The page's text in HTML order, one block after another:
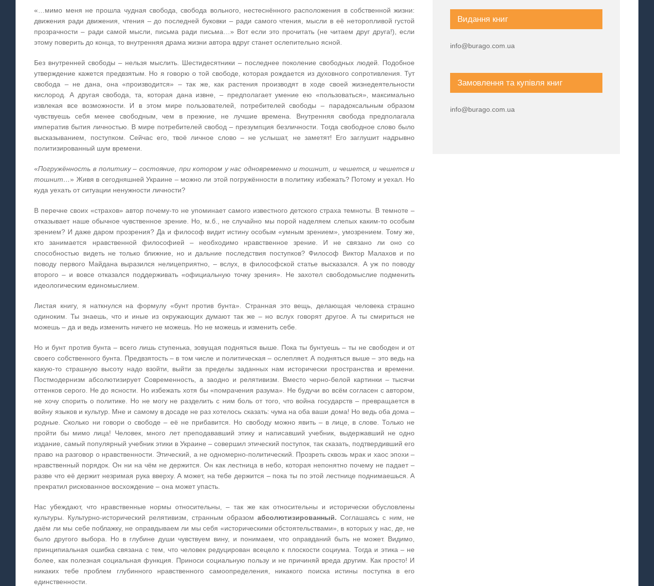
«…мимо меня не прошла чудная свобода, свобода вольного, нестеснённого расположения в собственной жизни:
движения ради движения, чтения – до последней буковки – ради самого чтения, мысли в её неторопливой густой
прозрачности – ради самой мысли, письма ради письма…» Вот если это прочитать (не читаем друг друга!), если
этому поверить до конца, то внутренняя драма жизни автора вдруг станет ослепительно ясной.
Без внутренней свободы – нельзя мыслить. Шестидесятники – последнее поколение свободных людей. Подобное
утверждение кажется предвзятым. Но я говорю о той свободе, которая рождается из духовного сопротивления. Тут
свобода – не дана, она «производится» – так же, как растения производят в ходе своей жизнедеятельности
кислород. А другая свобода, та, которая дана извне, – предполагает умение ею «пользоваться», максимально
извлекая все возможности. И в этом мире пользователей, потребителей свободы – парадоксальным образом
чувствуешь себя менее свободным, чем в прежние, не лучшие времена. Внутренняя свобода предполагала
императив бытия личностью. В мире потребителей свобод – презумпция безличности. Тогда свободное слово было
высказыванием, поступком. Сейчас его, твоё личное слово – не услышат, не заметят! Его заглушит надрывно
политизированный шум времени.
«Погружённость в политику – состояние, при котором у нас одновременно и тошнит, и чешется, и чешется и
тошнит…» Живя в сегодняшней Украине – можно ли этой погружённости в политику избежать? Потому и уехал. Но
куда уехать от ситуации ненужности личности?
В перечне своих «страхов» автор почему-то не упоминает самого известного детского страха темноты. В темноте –
отказывает наше обычное чувственное зрение. Но, м.б., не случайно мы порой наделяем слепых каким-то особым
зрением? И даже даром прозрения? Да и философ видит истину особым «умным зрением», умозрением. Тому же,
кто занимается нравственной философией – необходимо нравственное зрение. И не связано ли оно со
способностью видеть не только ближние, но и дальние последствия поступков? Философ Виктор Малахов и по
поводу первого Майдана выразился нелицеприятно, – вслух, в философской статье высказался. А уж по поводу
второго – и вовсе отказался поддерживать «официальную точку зрения». Не захотел свободомыслие подменить
идеологическим единомыслием.
Листая книгу, я наткнулся на формулу «бунт против бунта». Странная это вещь, делающая человека страшно
одиноким. Ты знаешь, что и иные из окружающих думают так же – но вслух говорят другое. А ты смириться не
можешь – да и ведь изменить ничего не можешь. Но не можешь и изменить себе.
Но и бунт против бунта – всего лишь ступенька, зовущая подняться выше. Пока ты бунтуешь – ты не свободен и от
своего собственного бунта. Предвзятость – в том числе и политическая – ослепляет. А подняться выше – это ведь на
какую-то страшную высоту надо взойти, выйти за пределы заданных нам исторически пространства и времени.
Постмодернизм абсолютизирует Современность, а заодно и релятивизм. Вместо черно-белой картинки – тысячи
оттенков серого. Не до ясности. Но избежать хотя бы «помрачения разума». Не будучи во всём согласен с автором,
не хочу спорить о политике. Но не могу не разделить с ним боль от того, что война государств – превращается в
войну языков и культур. Мне и самому в досаде не раз хотелось сказать: чума на оба ваши дома! Но ведь оба дома –
родные. Сколько ни говори о свободе – её не прибавится. Но свободу можно явить – в лице, в слове. Только не
пройти бы мимо лица! Человек, много лет преподававший этику и написавший учебник, выдержавший не одно
издание, самый популярный учебник этики в Украине – совершил этический поступок, так сказать, подтвердивший его
право на разговор о нравственности. Этический, а не одномерно-политический. Прозреть сквозь мрак и хаос эпохи –
нравственный порядок. Он ни на чём не держится. Он как лестница в небо, которая непонятно почему не падает –
разве что её держит незримая рука вверху. А может, на тебе держится – пока ты по этой лестнице поднимаешься. А
прекратил рискованное восхождение – она может упасть.
Нас убеждают, что нравственные нормы относительны, – так же как относительны и исторически обусловлены
культуры. Культурно-исторический релятивизм, странным образом абсолютизированный. Соглашаясь с ним, не
даём ли мы себе поблажку, не оправдываем ли мы себя «историческими обстоятельствами», в которых у нас, де, не
было другого выбора. Но в глубине души чувствуем вину, и понимаем, что оправданий быть не может. Видимо,
принципиальная ошибка связана с тем, что человек редуцирован всецело к плоскости социума. Тогда и этика – не
более, как полезная социальная функция. Приноси социальную пользу и не причиняй вреда другим. Как просто! И
никаких тебе проблем глубинного нравственного самоопределения, никакого поиска истины поступка в его
единственности.
Видання книг
info@burago.com.ua
Замовлення та купівля книг
info@burago.com.ua